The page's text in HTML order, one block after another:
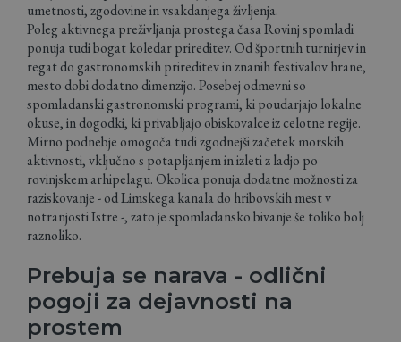
umetnosti, zgodovine in vsakdanjega življenja.
Poleg aktivnega preživljanja prostega časa Rovinj spomladi
ponuja tudi bogat koledar prireditev. Od športnih turnirjev in
regat do gastronomskih prireditev in znanih festivalov hrane,
mesto dobi dodatno dimenzijo. Posebej odmevni so
spomladanski gastronomski programi, ki poudarjajo lokalne
okuse, in dogodki, ki privabljajo obiskovalce iz celotne regije.
Mirno podnebje omogoča tudi zgodnejši začetek morskih
aktivnosti, vključno s potapljanjem in izleti z ladjo po
rovinjskem arhipelagu. Okolica ponuja dodatne možnosti za
raziskovanje - od Limskega kanala do hribovskih mest v
notranjosti Istre -, zato je spomladansko bivanje še toliko bolj
raznoliko.
Prebuja se narava - odlični
pogoji za dejavnosti na
prostem